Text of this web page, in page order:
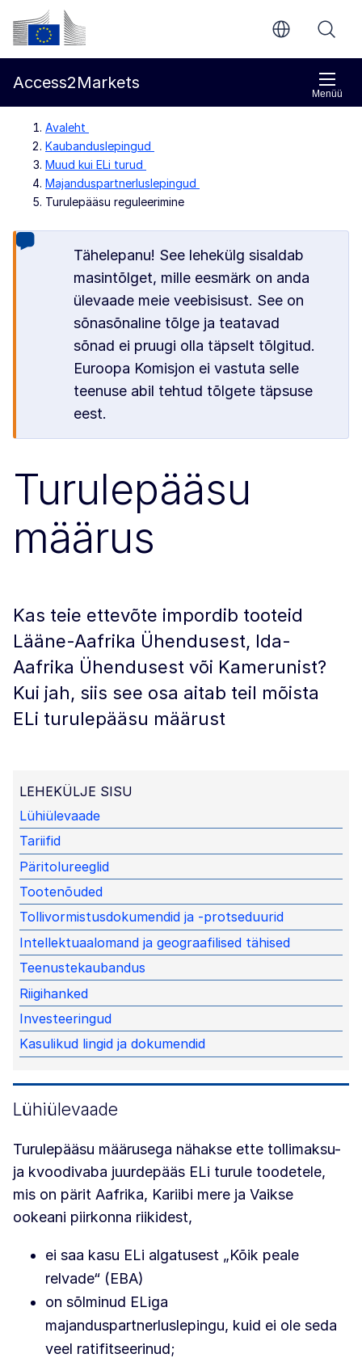
Põhisisu juurde
Euroopa Komisjon
Menüü
Access2Markets
Avaleht
Kaubanduslepingud
Muud kui ELi turud
Majanduspartnerluslepingud
Turulepääsu reguleerimine
Tähelepanu! See lehekülg sisaldab
masintõlget, mille eesmärk on anda
ülevaade meie veebisisust. See on
sõnasõnaline tõlge ja teatavad
sõnad ei pruugi olla täpselt tõlgitud.
Euroopa Komisjon ei vastuta selle
teenuse abil tehtud tõlgete täpsuse
eest.
Turulepääsu
määrus
Kas teie ettevõte impordib tooteid
Lääne-Aafrika Ühendusest, Ida-
Aafrika Ühendusest või Kamerunist?
Kui jah, siis see osa aitab teil mõista
ELi turulepääsu määrust
LEHEKÜLJE SISU
Lühiülevaade
Tariifid
Päritolureeglid
Tootenõuded
Tollivormistusdokumendid ja -protseduurid
Intellektuaalomand ja geograafilised tähised
Teenustekaubandus
Riigihanked
Investeeringud
Kasulikud lingid ja dokumendid
Lühiülevaade
Turulepääsu määrusega nähakse ette tollimaksu-
ja kvoodivaba juurdepääs ELi turule toodetele,
mis on pärit Aafrika, Kariibi mere ja Vaikse
ookeani piirkonna riikidest,
ei saa kasu ELi algatusest „Kõik peale
relvade“ (EBA)
on sõlminud ELiga
majanduspartnerluslepingu, kuid ei ole seda
veel ratifitseerinud;